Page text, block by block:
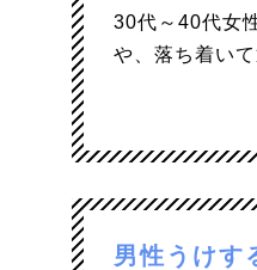
30代～40代女
や、落ち着い
男性うけす